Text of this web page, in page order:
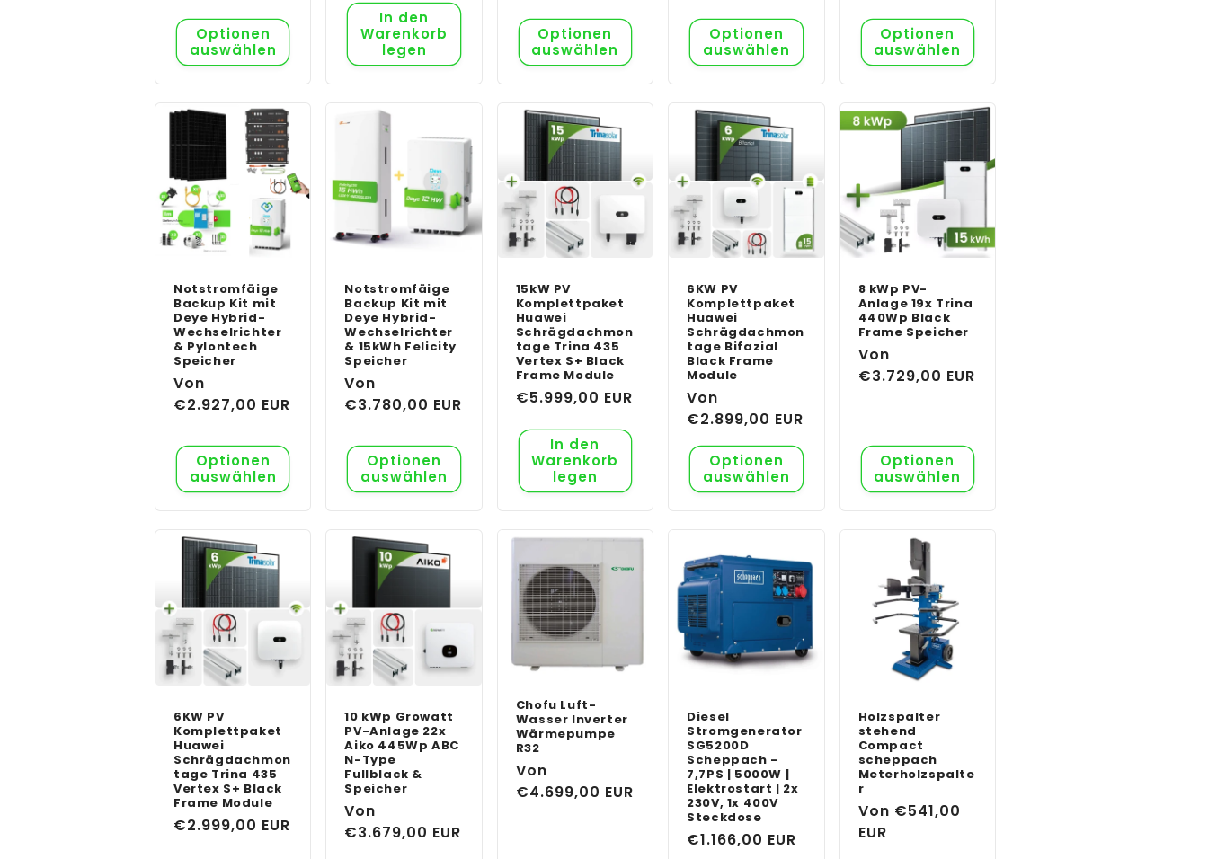
Optionen
auswählen
In den
Warenkorb
legen
Optionen
auswählen
Optionen
auswählen
Optionen
auswählen
Notstromfäige
Backup Kit mit
Deye Hybrid-
Wechselrichter
& Pylontech
Speicher
Normaler
Preis
Von
€2.927,00 EUR
Optionen
auswählen
Notstromfäige
Backup Kit mit
Deye Hybrid-
Wechselrichter
& 15kWh Felicity
Speicher
Normaler
Preis
Von
€3.780,00 EUR
Optionen
auswählen
15kW PV
Komplettpaket
Huawei
Schrägdachmon
tage Trina 435
Vertex S+ Black
Frame Module
Normaler
€5.999,00 EUR
In den
Warenkorb
legen
6KW PV
Komplettpaket
Huawei
Schrägdachmon
tage Bifazial
Black Frame
Module
Normaler
Preis
Von
€2.899,00 EUR
Optionen
auswählen
8 kWp PV-
Anlage 19x Trina
440Wp Black
Frame Speicher
Normaler
Preis
Von
€3.729,00 EUR
Optionen
auswählen
6KW PV
Komplettpaket
Huawei
Schrägdachmon
tage Trina 435
Vertex S+ Black
Frame Module
Normaler
€2.999,00 EUR
10 kWp Growatt
PV-Anlage 22x
Aiko 445Wp ABC
N-Type
Fullblack &
Speicher
Normaler
Preis
Von
€3.679,00 EUR
Chofu Luft-
Wasser Inverter
Wärmepumpe
R32
Normaler
Preis
Von
€4.699,00 EUR
Diesel
Stromgenerator
SG5200D
Scheppach -
7,7PS | 5000W |
Elektrostart | 2x
230V, 1x 400V
Steckdose
Normaler
€1.166,00 EUR
Holzspalter
stehend
Compact
scheppach
Meterholzspalte
r
Normaler
Preis
Von €541,00
EUR